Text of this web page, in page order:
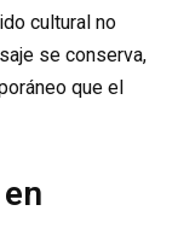
cultural no
se conserva,
que el